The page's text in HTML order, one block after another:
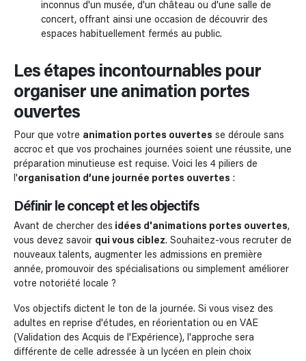
inconnus d'un musée, d'un château ou d'une salle de
concert, offrant ainsi une occasion de découvrir des
espaces habituellement fermés au public.
Les étapes incontournables pour
organiser une animation portes
ouvertes
Pour que votre animation portes ouvertes se déroule sans
accroc et que vos prochaines journées soient une réussite, une
préparation minutieuse est requise. Voici les 4 piliers de
l'organisation d’une journée portes ouvertes :
Définir le concept et les objectifs
Avant de chercher des idées d'animations portes ouvertes,
vous devez savoir qui vous ciblez. Souhaitez-vous recruter de
nouveaux talents, augmenter les admissions en première
année, promouvoir des spécialisations ou simplement améliorer
votre notoriété locale ?
Vos objectifs dictent le ton de la journée. Si vous visez des
adultes en reprise d'études, en réorientation ou en VAE
(Validation des Acquis de l'Expérience), l'approche sera
différente de celle adressée à un lycéen en plein choix